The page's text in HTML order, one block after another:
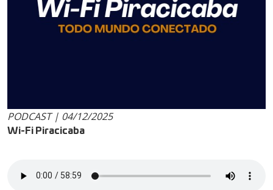
PODCAST | 04/12/2025
Wi-Fi Piracicaba